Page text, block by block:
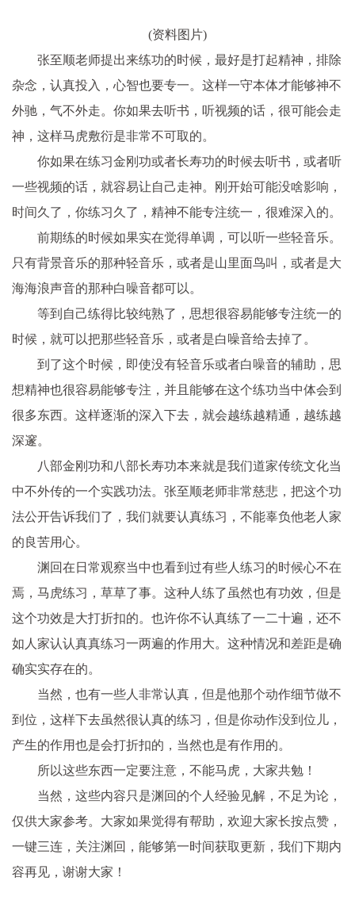
(资料图片)
张至顺老师提出来练功的时候，最好是打起精神，排除
杂念，认真投入，心智也要专一。这样一守本体才能够神不
外驰，气不外走。你如果去听书，听视频的话，很可能会走
神，这样马虎敷衍是非常不可取的。
你如果在练习金刚功或者长寿功的时候去听书，或者听
一些视频的话，就容易让自己走神。刚开始可能没啥影响，
时间久了，你练习久了，精神不能专注统一，很难深入的。
前期练的时候如果实在觉得单调，可以听一些轻音乐。
只有背景音乐的那种轻音乐，或者是山里面鸟叫，或者是大
海海浪声音的那种白噪音都可以。
等到自己练得比较纯熟了，思想很容易能够专注统一的
时候，就可以把那些轻音乐，或者是白噪音给去掉了。
到了这个时候，即使没有轻音乐或者白噪音的辅助，思
想精神也很容易能够专注，并且能够在这个练功当中体会到
很多东西。这样逐渐的深入下去，就会越练越精通，越练越
深邃。
八部金刚功和八部长寿功本来就是我们道家传统文化当
中不外传的一个实践功法。张至顺老师非常慈悲，把这个功
法公开告诉我们了，我们就要认真练习，不能辜负他老人家
的良苦用心。
渊回在日常观察当中也看到过有些人练习的时候心不在
焉，马虎练习，草草了事。这种人练了虽然也有功效，但是
这个功效是大打折扣的。也许你不认真练了一二十遍，还不
如人家认认真真练习一两遍的作用大。这种情况和差距是确
确实实存在的。
当然，也有一些人非常认真，但是他那个动作细节做不
到位，这样下去虽然很认真的练习，但是你动作没到位儿，
产生的作用也是会打折扣的，当然也是有作用的。
所以这些东西一定要注意，不能马虎，大家共勉！
当然，这些内容只是渊回的个人经验见解，不足为论，
仅供大家参考。大家如果觉得有帮助，欢迎大家长按点赞，
一键三连，关注渊回，能够第一时间获取更新，我们下期内
容再见，谢谢大家！